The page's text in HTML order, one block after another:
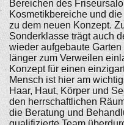
Bereichen des
Kosmetikbereiche und
zu dem neuen Konzept.
Sonderklasse trägt auch
wieder aufgebaute
länger zum Verweilen
Konzept für einen
Mensch ist hier am
Haar, Haut, Körper und
den herrschaftlichen
die Beratung und